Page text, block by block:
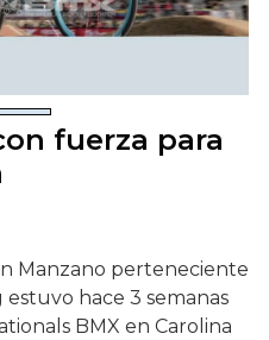
fuerza para
Manzano perteneciente
hace 3 semanas
BMX en Carolina